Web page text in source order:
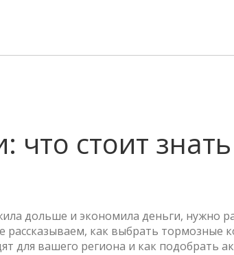
что стоит
дольше и экономила деньги, нужно
рассказываем, как выбрать тормозные
для вашего региона и как подобрать